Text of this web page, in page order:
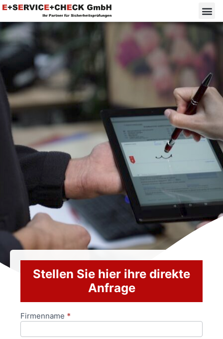
Stellen Sie hier ihre direkte
Anfrage
Anfrageformular
Firmenname *